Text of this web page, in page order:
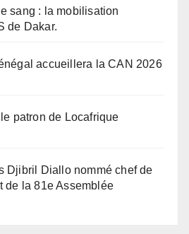
sang : la mobilisation
de Dakar.
accueillera la CAN 2026
patron de Locafrique
Djibril Diallo nommé chef de
de la 81e Assemblée